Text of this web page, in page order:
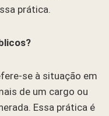
prática.
se à situação em
de um cargo ou
Essa prática é